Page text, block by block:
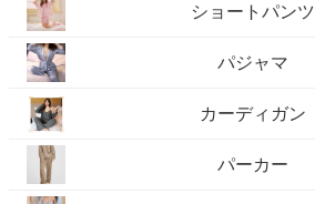
ショートパンツ
パジャマ
カーディガン
パーカー